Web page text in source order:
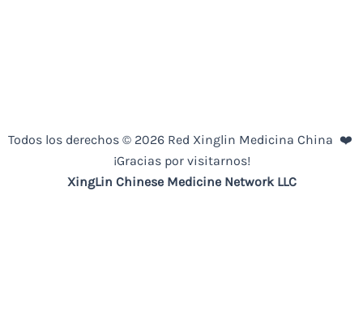
Todos los derechos © 2026 Red Xinglin Medicina China ❤️
¡Gracias por visitarnos!
XingLin Chinese Medicine Network LLC